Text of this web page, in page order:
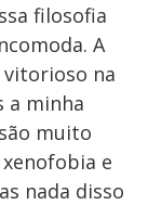
filosofia
A
na
a minha
muito
e
nada disso